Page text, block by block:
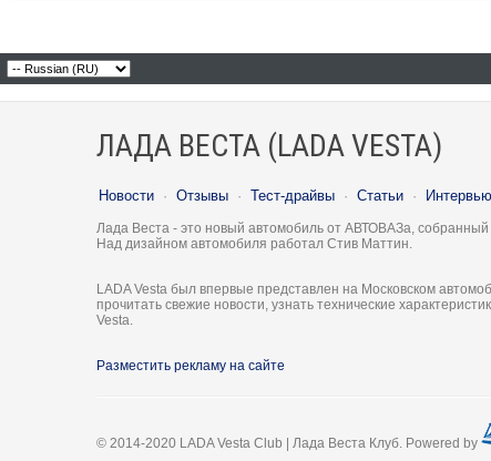
ЛАДА ВЕСТА (LADA VESTA)
Новости · Отзывы · Тест-драйвы · Статьи · Интервью
Лада Веста - это новый автомобиль от АВТОВАЗа,
Над дизайном автомобиля работал Стив Маттин.
LADA Vesta был впервые представлен на Московском
прочитать свежие новости, узнать технические
Vesta.
Разместить рекламу на сайте
© 2014-2020 LADA Vesta Club | Лада Веста Клуб. Powered by